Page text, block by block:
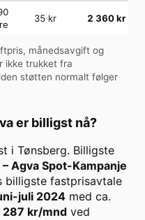
35 kr 2 360kr
månedsavgift og
ikke trukket fra
støtten normalt følger
er billigst nå?
i Tønsberg. Billigste
– Agva Spot-Kampanje
billigste fastprisavtale
juli 2024 med ca.
287 kr/mnd ved